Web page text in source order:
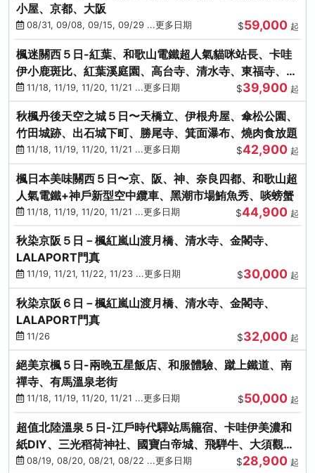
小屋、京都、大阪
08/31, 09/08, 09/15, 09/29 ...更多日期 $59,000 起
楓迷關西５日-紅葉、和歌山電鐵超人氣貓咪站長、卡哇
伊小鹿斑比、紅葉溪庭園、高台寺、清水寺、東福寺、伊
勢龍蝦+和牛
11/18, 11/19, 11/20, 11/21 ...更多日期 $39,900 起
秋楓丹後天空之城５日〜天橋立、伊根舟屋、傘松公園、
竹田城跡、出石城下町、勝尾寺、箕面瀑布、燒肉食放題
11/18, 11/19, 11/20, 11/21 ...更多日期 $42,900 起
楓日本美味關西５日〜京、阪、神、奈良四都、和歌山超
人氣電鐵+神戶新型空中纜車、黑潮市場鮪魚秀、啖螃蟹
11/18, 11/19, 11/20, 11/21 ...更多日期 $44,900 起
秋染京阪５日－楓紅嵐山渡月橋、清水寺、金閣寺、
LALAPORT門真
11/19, 11/21, 11/22, 11/23 ...更多日期 $30,000 起
秋染京阪６日－楓紅嵐山渡月橋、清水寺、金閣寺、
LALAPORT門真
11/26 $32,000 起
絕美京楓５日-兩晚五星飯店、和服體驗、蹴上鐵道、南
禪寺、有馬溫泉老街
11/18, 11/19, 11/20, 11/21 ...更多日期 $50,000 起
超值北陸溫泉５日-江戶時代驛站馬籠宿、卡哇伊美濃和
紙DIY、三光稻荷神社、國寶白帝城、飛騨牛、大須觀音
街、下呂溫泉
08/19, 08/20, 08/21, 08/22 ...更多日期 $28,900 起